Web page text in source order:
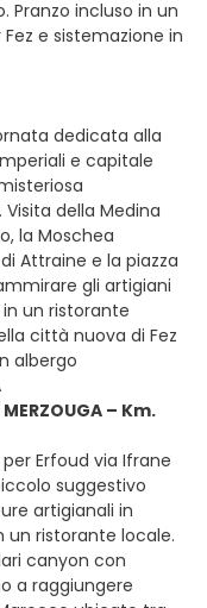
Pranzo incluso in un
e sistemazione in
dedicata alla
e capitale
Visita della Medina
la Moschea
Attraine e la piazza
gli artigiani
un ristorante
città nuova di Fez
albergo
– Km.
Erfoud via Ifrane
suggestivo
artigianali in
un ristorante locale.
canyon con
a raggiungere